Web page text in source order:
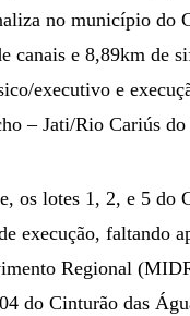
no município do
canais e 8,89km de
executivo e
– Jati/Rio Cariús
os lotes 1, 2, e 5 do
execução, faltando
Regional
do Cinturão das